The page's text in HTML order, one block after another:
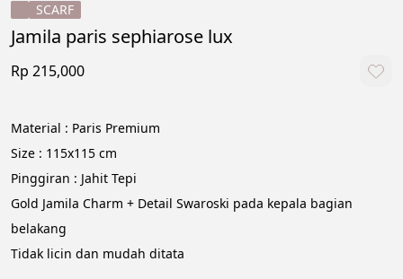
SCARF
Jamila paris sephiarose lux
Rp 215,000
Material : Paris Premium
Size : 115x115 cm
Pinggiran : Jahit Tepi
Gold Jamila Charm + Detail Swaroski pada kepala bagian
belakang
Tidak licin dan mudah ditata